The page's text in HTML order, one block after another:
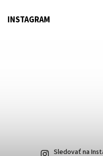
INSTAGRAM
Sledovať na